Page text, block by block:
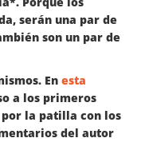
serán una par de
son un par de
En esta
a los primeros
la patilla con los
del autor